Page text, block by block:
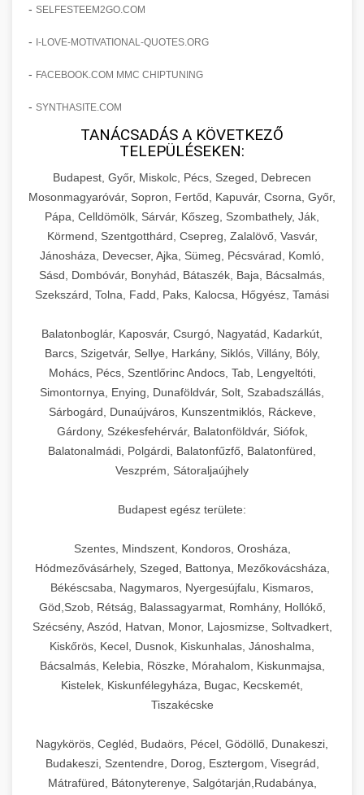
amelyek valós eredményeket hoznak.
szonyegtisztito.net
marketing stratégiai tervrajz
útjáról, bemutatva az utat a küzdő praxistól a
virágzó vállalkozásig 150%-os növekedéssel.
klinika átalakulási történet
Érdeklődés 150%-os Fokozása
Technikák és módszerek a páciensek
érdeklődésének és elkötelezettségének drámai
növeléséhez. Egy 150%-os fellendülési
esettanulmány gyakorlati betekintésekkel.
weboldal-keszites.co
elkötelezettség erősítési módszerek
🎮 19. AI Google Ads és Meta
Kampány Kezelés
Fejlett AI-alapú Google Ads és Meta hirdetési
kampánykezelés. Optimalizálja hirdetési
költségvetését gépi tanulással és
automatizálással.
aikampany.hu AI hirdetési automatizálás
🍞 20. Ipari Dagasztógép +
Professzionális ipari dagasztógépek és
tésztakeverő gépek pékségek és kereskedelmi
konyhák számára. Masszív konstrukció
megbízható teljesítményhez.
chef-iparikonyhagepek.hu
kereskedelmi tésztakeverő
🔪 21. Ipari Szeletelőgép +
Ipari hús- és sajtszeletelő gépek professzionális
élelmiszer-előkészítéshez. Precíziós vágás
állítható vastagság beállítással.
chef-iparikonyhagepek.hu
professzionális élelmiszer szeletelő
📦 22. Vákuumozó Gép +
Kereskedelmi vákuumcsomagoló berendezések
élelmiszerek tartósításához. Hosszabbítsa a
szavatossági időt és tartsa meg a termék
frissességét.
🎁 23. Vákuumfóliázó Gép +
Ipari vákuumfóliázó gépek professzionális
Hatékony lezárási és tartósítási megoldások.
chef-iparikonyhagepek.hu
kereskedelmi csomagoló gép
professzionális konyhák számára. Nagy
kapacitású sütő- és főzőberendezés precíz
hőmérséklet-szabályozással.
chef-iparikonyhagepek.hu
kereskedelmi sütősütő
❄️ 25. Ipari Hűtőszekrény +
Professzionális hűtőegységek és hűtőkamrák
kereskedelmi konyhák számára.
Energiahatékony hűtési megoldások nagy
kapacitással.
chef-iparikonyhagepek.hu
💧 26. Ipari Mosogatógép +
Kereskedelmi mosogatóberendezések nagy
forgalmú éttermi műveletekhez. Gyors tisztítási
ciklusok fertőtlenítési képességekkel.
chef-iparikonyhagepek.hu
🧀 27. Ipari Sajtreszelő Gép +
élelmiszer-előkészítéshez. Különböző reszelési
méretek különböző alkalmazásokhoz.
🍳 28. Nagykonyhai
Berendezések
+
- SELFESTEEM2GO.COM
- I-LOVE-MOTIVATIONAL-QUOTES.ORG
- FACEBOOK.COM MMC CHIPTUNING
- SYNTHASITE.COM
TANÁCSADÁS A KÖVETKEZŐ
TELEPÜLÉSEKEN:
Budapest, Győr, Miskolc, Pécs, Szeged, Debrecen
Mosonmagyaróvár, Sopron, Fertőd, Kapuvár, Csorna, Győr,
Pápa, Celldömölk, Sárvár, Kőszeg, Szombathely, Ják,
Körmend, Szentgotthárd, Csepreg, Zalalövő, Vasvár,
Jánosháza, Devecser, Ajka, Sümeg, Pécsvárad, Komló,
Sásd, Dombóvár, Bonyhád, Bátaszék, Baja, Bácsalmás,
Szekszárd, Tolna, Fadd, Paks, Kalocsa, Hőgyész, Tamási
Balatonboglár, Kaposvár, Csurgó, Nagyatád, Kadarkút,
Barcs, Szigetvár, Sellye, Harkány, Siklós, Villány, Bóly,
Mohács, Pécs, Szentlőrinc Andocs, Tab, Lengyeltóti,
Simontornya, Enying, Dunaföldvár, Solt, Szabadszállás,
Sárbogárd, Dunaújváros, Kunszentmiklós, Ráckeve,
Gárdony, Székesfehérvár, Balatonföldvár, Siófok,
Balatonalmádi, Polgárdi, Balatonfűzfő, Balatonfüred,
Veszprém, Sátoraljaújhely
Budapest egész területe:
Szentes, Mindszent, Kondoros, Orosháza,
Hódmezővásárhely, Szeged, Battonya, Mezőkovácsháza,
Békéscsaba, Nagymaros, Nyergesújfalu, Kismaros,
Göd,Szob, Rétság, Balassagyarmat, Romhány, Hollókő,
Szécsény, Aszód, Hatvan, Monor, Lajosmizse, Soltvadkert,
Kiskőrös, Kecel, Dusnok, Kiskunhalas, Jánoshalma,
Bácsalmás, Kelebia, Röszke, Mórahalom, Kiskunmajsa,
Kistelek, Kiskunfélegyháza, Bugac, Kecskemét,
Tiszakécske
Nagykörös, Cegléd, Budaörs, Pécel, Gödöllő, Dunakeszi,
Budakeszi, Szentendre, Dorog, Esztergom, Visegrád,
Mátrafüred, Bátonyterenye, Salgótarján,Rudabánya,